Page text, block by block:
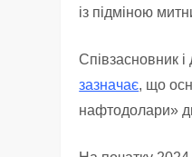
із підміною
Співзасновник
зазначає, що
нафтодолари»